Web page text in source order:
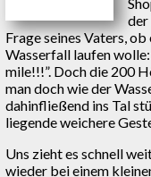
der
Frage seines Vaters,
Wasserfall laufen
mile!!!”. Doch die 200
man doch wie der
dahinfließend ins Tal
liegende weichere
Uns zieht es schnell
wieder bei einem